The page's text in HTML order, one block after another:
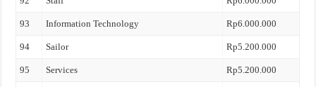
93 Information Technology Rp6.000.000
94 Sailor Rp5.200.000
95 Services Rp5.200.000